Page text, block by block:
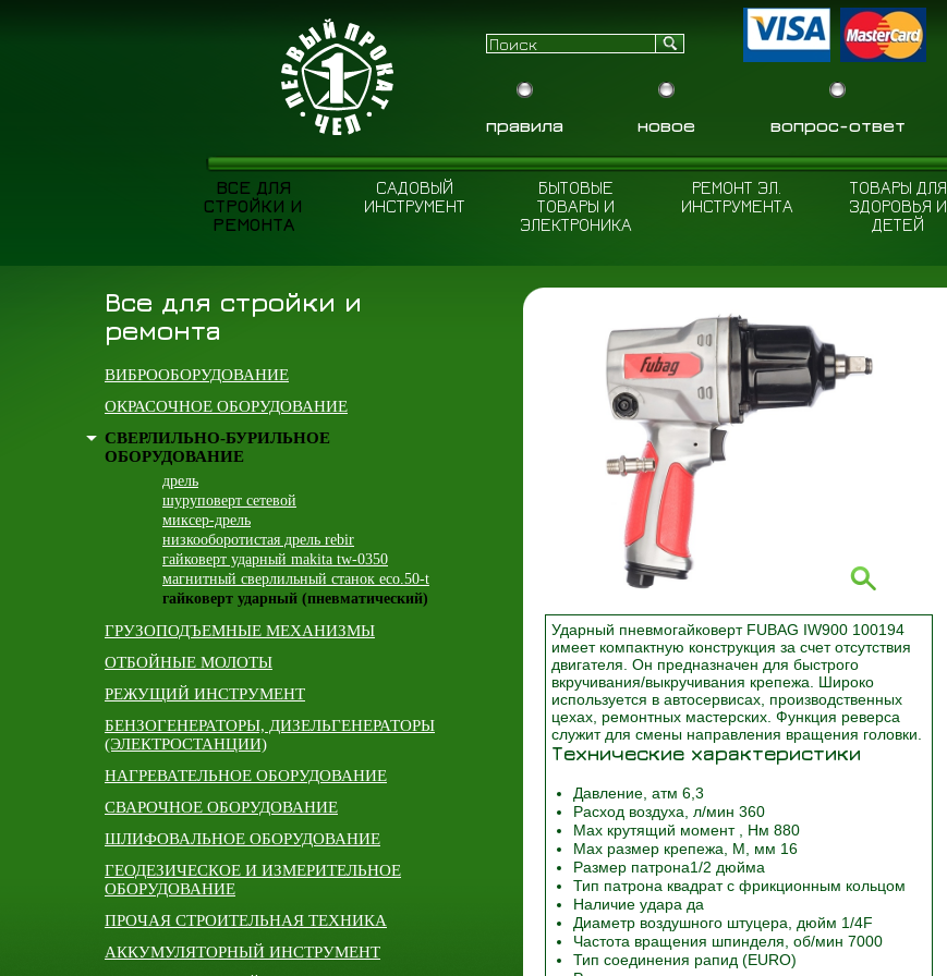
правила новое вопрос-ответ
ВСЕ ДЛЯ
СТРОЙКИ И
РЕМОНТА
САДОВЫЙ
ИНСТРУМЕНТ
БЫТОВЫЕ
ТОВАРЫ И
ЭЛЕКТРОНИКА
РЕМОНТ ЭЛ.
ИНСТРУМЕНТА
ТОВАРЫ ДЛЯ
ЗДОРОВЬЯ И
ДЕТЕЙ
Все для стройки и
ремонта
ВИБРООБОРУДОВАНИЕ
ОКРАСОЧНОЕ ОБОРУДОВАНИЕ
СВЕРЛИЛЬНО-БУРИЛЬНОЕ
ОБОРУДОВАНИЕ
дрель
шуруповерт сетевой
миксер-дрель
низкооборотистая дрель rebir
гайковерт ударный makita tw-0350
магнитный сверлильный станок eco.50-t
гайковерт ударный (пневматический)
ГРУЗОПОДЪЕМНЫЕ МЕХАНИЗМЫ
ОТБОЙНЫЕ МОЛОТЫ
РЕЖУЩИЙ ИНСТРУМЕНТ
БЕНЗОГЕНЕРАТОРЫ, ДИЗЕЛЬГЕНЕРАТОРЫ
(ЭЛЕКТРОСТАНЦИИ)
НАГРЕВАТЕЛЬНОЕ ОБОРУДОВАНИЕ
СВАРОЧНОЕ ОБОРУДОВАНИЕ
ШЛИФОВАЛЬНОЕ ОБОРУДОВАНИЕ
ГЕОДЕЗИЧЕСКОЕ И ИЗМЕРИТЕЛЬНОЕ
ОБОРУДОВАНИЕ
ПРОЧАЯ СТРОИТЕЛЬНАЯ ТЕХНИКА
АККУМУЛЯТОРНЫЙ ИНСТРУМЕНТ
Ударный пневмогайковерт FUBAG IW900 100194
имеет компактную конструкция за счет отсутствия
двигателя. Он предназначен для быстрого
вкручивания/выкручивания крепежа. Широко
используется в автосервисах, производственных
цехах, ремонтных мастерских. Функция реверса
служит для смены направления вращения головки.
Технические характеристики
Давление, атм 6,3
Расход воздуха, л/мин 360
Max крутящий момент , Нм 880
Max размер крепежа, М, мм 16
Размер патрона1/2 дюйма
Тип патрона квадрат с фрикционным кольцом
Наличие удара да
Диаметр воздушного штуцера, дюйм 1/4F
Частота вращения шпинделя, об/мин 7000
Тип соединения рапид (EURO)